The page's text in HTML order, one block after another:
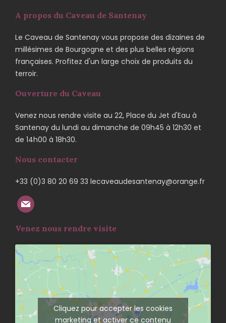
A propos du Caveau de Santenay
Le Caveau de Santenay vous propose des dizaines de
millésimes de Bourgogne et des plus belles régions
françaises. Profitez d'un large choix de produits du
terroir.
Ouverture du Caveau
Venez nous rendre visite au 22, Place du Jet d'Eau à
Santenay du lundi au dimanche de 09h45 à 12h30 et
de 14h00 à 18h30.
Nous contacter
+33 (0)3 80 20 69 33 lecaveaudesantenay@orange.fr
Venez nous rendre visite
Cliquez pour accepter les cookies
marketing et activer ce contenu